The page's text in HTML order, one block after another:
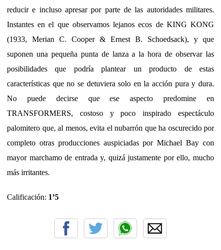
reducir e incluso apresar por parte de las autoridades militares.
Instantes en el que observamos lejanos ecos de KING KONG
(1933, Merian C. Cooper & Ernest B. Schoedsack), y que
suponen una pequeña punta de lanza a la hora de observar las
posibilidades que podría plantear un producto de estas
características que no se detuviera solo en la acción pura y dura.
No puede decirse que ese aspecto predomine en
TRANSFORMERS, costoso y poco inspirado espectáculo
palomitero que, al menos, evita el nubarrón que ha oscurecido por
completo otras producciones auspiciadas por Michael Bay con
mayor marchamo de entrada y, quizá justamente por ello, mucho
más irritantes.
Calificación: 1’5